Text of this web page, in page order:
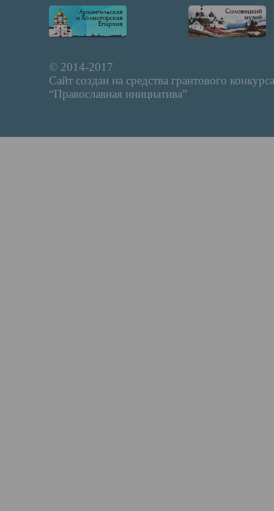
© 2014-2017
Сайт создан на средства грантового конкурса
“Православная инициатива”